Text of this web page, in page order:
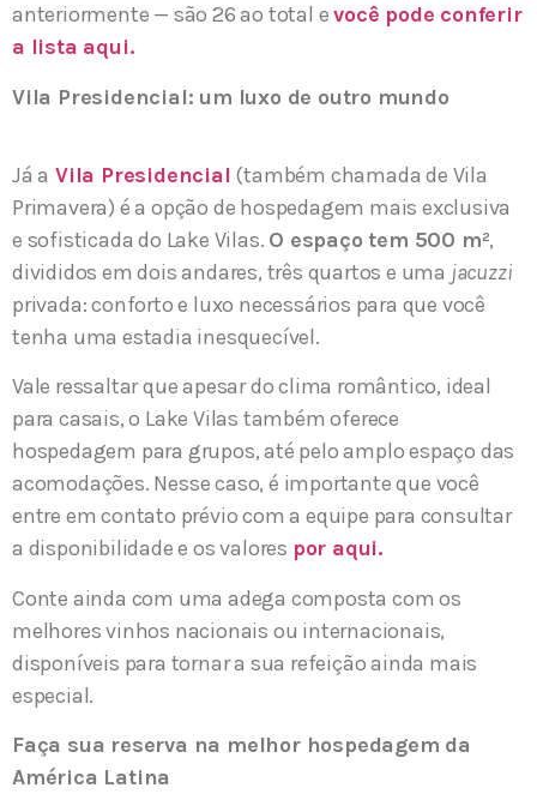
anteriormente — são 26 ao total evocê pode conferir
a lista aqui.
Vila Presidencial: um luxo de outro mundo
Já a Vila Presidencial (também chamada de Vila
Primavera) é a opção de hospedagem mais exclusiva
e sofisticada do Lake Vilas. O espaço tem 500 m²,
divididos em dois andares, três quartos e uma jacuzzi
privada: conforto e luxo necessários para que você
tenha uma estadia inesquecível.
Vale ressaltar que apesar do clima romântico, ideal
para casais, o Lake Vilas também oferece
hospedagem para grupos, até pelo amplo espaço das
acomodações. Nesse caso, é importante que você
entre em contato prévio com a equipe para consultar
a disponibilidade e os valores por aqui.
Conte ainda com uma adega composta com os
melhores vinhos nacionais ou internacionais,
disponíveis para tornar a sua refeição ainda mais
especial.
Faça sua reserva na melhor hospedagem da
América Latina